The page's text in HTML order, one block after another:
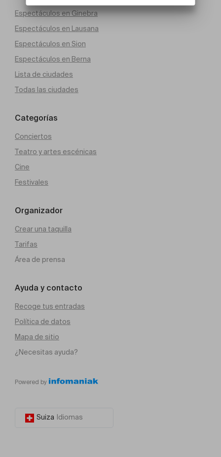
Espectáculos en Ginebra
Espectáculos en Lausana
Espectáculos en Sion
Espectáculos en Berna
Lista de ciudades
Todas las ciudades
Categorías
Conciertos
Teatro y artes escénicas
Cine
Festivales
Organizador
Crear una taquilla
Tarifas
Área de prensa
Ayuda y contacto
Recoge tus entradas
Política de datos
Mapa de sitio
¿Necesitas ayuda?
Powered by
Suiza Idiomas